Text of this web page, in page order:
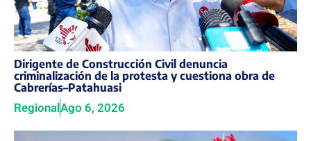
Dirigente de Construcción Civil denuncia
criminalización de la protesta y cuestiona obra de
Cabrerías–Patahuasi
RegionalAgo 6, 2026